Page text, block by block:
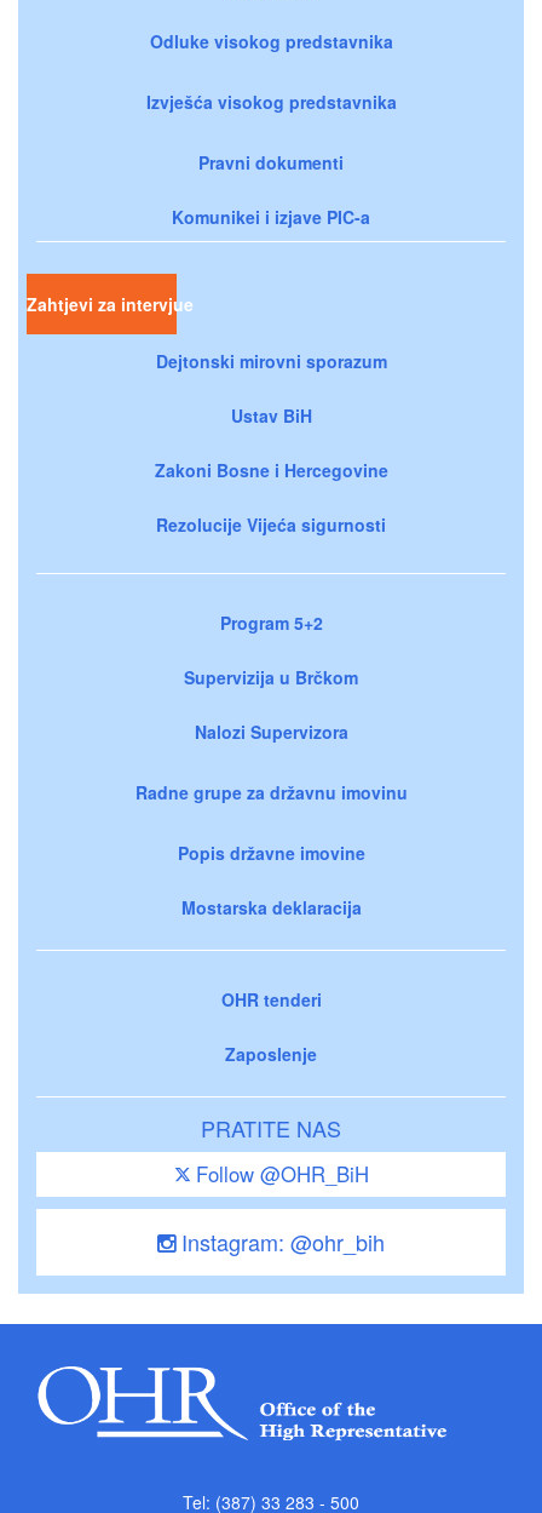
Odluke visokog predstavnika
Izvješća visokog predstavnika
Pravni dokumenti
Komunikei i izjave PIC-a
Zahtjevi za intervjue
Dejtonski mirovni sporazum
Ustav BiH
Zakoni Bosne i Hercegovine
Rezolucije Vijeća sigurnosti
Program 5+2
Supervizija u Brčkom
Nalozi Supervizora
Radne grupe za državnu imovinu
Popis državne imovine
Mostarska deklaracija
OHR tenderi
Zaposlenje
PRATITE NAS
Follow @OHR_BiH
Instagram: @ohr_bih
Tel: (387) 33 283 - 500